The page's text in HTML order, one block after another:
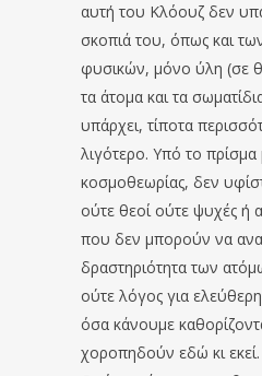
αυτή του Κλόουζ δεν
σκοπιά του, όπως και
φυσικών, μόνο ύλη (σε
τα άτομα και τα
υπάρχει, τίποτα
λιγότερο. Υπό το πρίσμα
κοσμοθεωρίας, δεν
ούτε θεοί ούτε ψυχές ή
που δεν μπορούν να
δραστηριότητα των
ούτε λόγος για
όσα κάνουμε
χοροπηδούν εδώ κι εκεί.